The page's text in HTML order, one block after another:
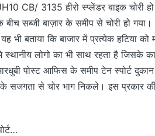
CB/ 3135 हीरो स्प्लेंडर बाइक चोरी हो
सब्जी बाज़ार के समीप से चोरी हो
भी बताया कि बाजार में प्रत्येक हटिया को
लोगो का भी साथ रहता है जिसके
पोस्ट आफिस के समीप टेन स्पोर्ट
के सजगता से चोर भाग निकले। इस प्रकार